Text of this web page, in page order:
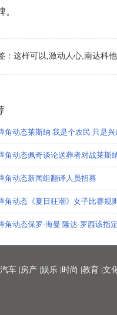
。
：这样可以,激动人心,南达科他
角动态莱斯纳 我是个农民 只是兴
角动态佩奇谈论送葬者对战莱斯
角动态新闻组翻译人员招募
角动态《夏日狂潮》女子比赛规
角动态保罗·海曼 隆达·罗西该指
产改纪实 丨 滇凯公司多渠道加
为媒，打造美丽河湖新名片
汽车 | 房产 |娱乐 |时尚 |教育 |文